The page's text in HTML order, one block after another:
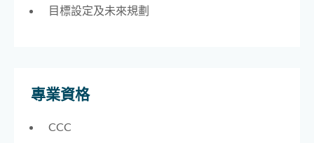
目標設定及未來規劃
專業資格
CCC